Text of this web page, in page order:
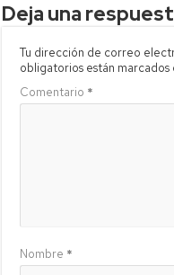
Deja una
Tu dirección de correo
obligatorios están marcados
Comentario *
Nombre *